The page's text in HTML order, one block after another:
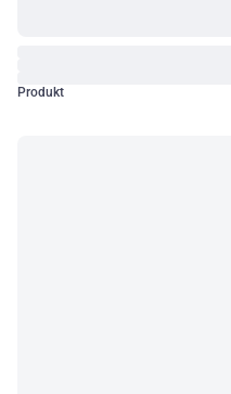
Produkt